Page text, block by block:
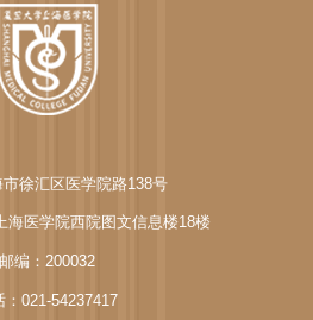
徐汇区医学院路138号
海医学院西院图文信息楼18楼
邮编：200032
：021-54237417